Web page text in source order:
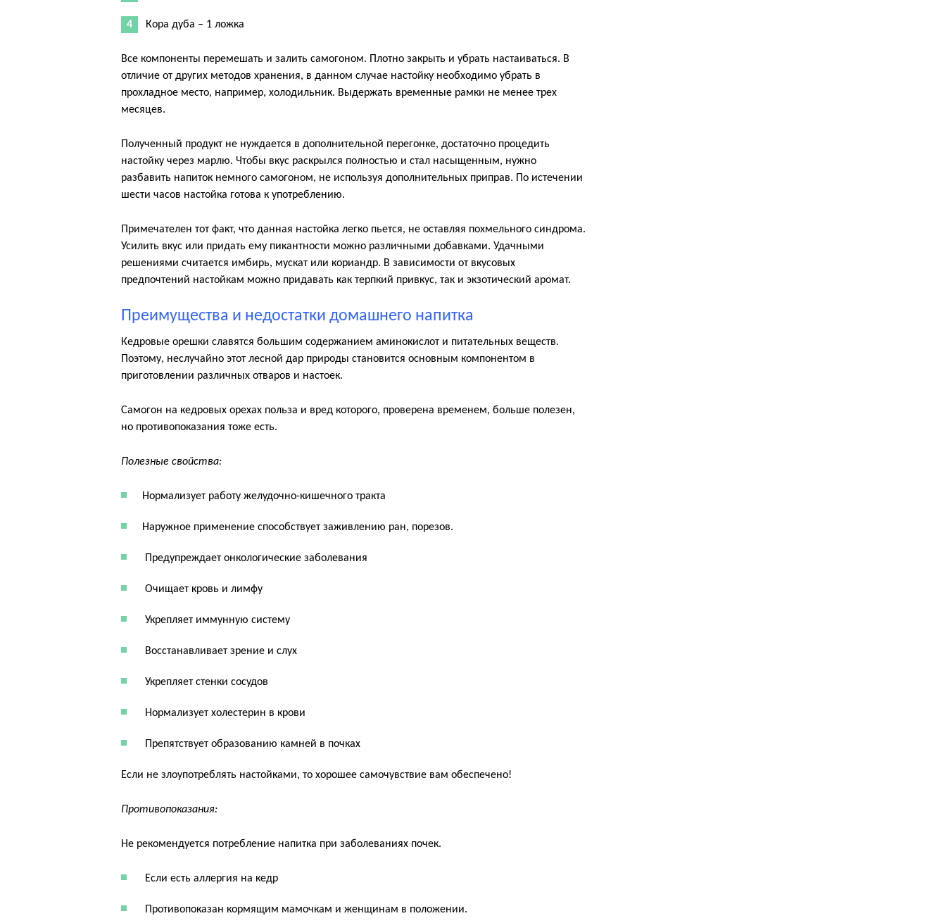
Кора дуба – 1 ложка
Все компоненты перемешать и залить самогоном. Плотно закрыть и убрать настаиваться. В
отличие от других методов хранения, в данном случае настойку необходимо убрать в
прохладное место, например, холодильник. Выдержать временные рамки не менее трех
месяцев.
Полученный продукт не нуждается в дополнительной перегонке, достаточно процедить
настойку через марлю. Чтобы вкус раскрылся полностью и стал насыщенным, нужно
разбавить напиток немного самогоном, не используя дополнительных приправ. По истечении
шести часов настойка готова к употреблению.
Примечателен тот факт, что данная настойка легко пьется, не оставляя похмельного синдрома.
Усилить вкус или придать ему пикантности можно различными добавками. Удачными
решениями считается имбирь, мускат или кориандр. В зависимости от вкусовых
предпочтений настойкам можно придавать как терпкий привкус, так и экзотический аромат.
Преимущества и недостатки домашнего напитка
Кедровые орешки славятся большим содержанием аминокислот и питательных веществ.
Поэтому, неслучайно этот лесной дар природы становится основным компонентом в
приготовлении различных отваров и настоек.
Самогон на кедровых орехах польза и вред которого, проверена временем, больше полезен,
но противопоказания тоже есть.
Полезные свойства:
Нормализует работу желудочно-кишечного тракта
Наружное применение способствует заживлению ран, порезов.
 Предупреждает онкологические заболевания
 Очищает кровь и лимфу
 Укрепляет иммунную систему
 Восстанавливает зрение и слух
 Укрепляет стенки сосудов
 Нормализует холестерин в крови
 Препятствует образованию камней в почках
Если не злоупотреблять настойками, то хорошее самочувствие вам обеспечено!
Противопоказания:
Не рекомендуется потребление напитка при заболеваниях почек.
 Если есть аллергия на кедр
 Противопоказан кормящим мамочкам и женщинам в положении.